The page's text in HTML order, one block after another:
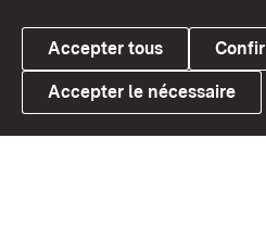
Link zum Landesportal
Accepter tous
Accepter le nécessaire